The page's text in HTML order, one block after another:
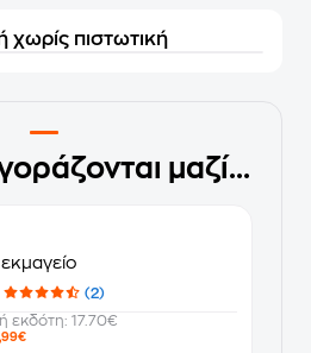
χωρίς πιστωτική
μαζί...
(2)
εκδότη: 17.70€
,99€